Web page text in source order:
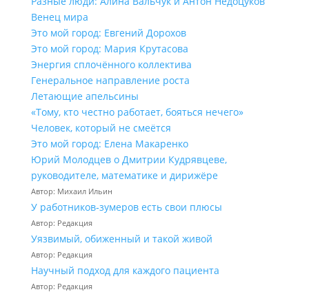
Венец мира
Это мой город: Евгений Дорохов
Это мой город: Мария Крутасова
Энергия сплочённого коллектива
Генеральное направление роста
Летающие апельсины
«Тому, кто честно работает, бояться нечего»
Человек, который не смеётся
Это мой город: Елена Макаренко
Юрий Молодцев о Дмитрии Кудрявцеве,
руководителе, математике и дирижёре
Автор: Михаил Ильин
У работников‑зумеров есть свои плюсы
Автор: Редакция
Уязвимый, обиженный и такой живой
Автор: Редакция
Научный подход для каждого пациента
Автор: Редакция